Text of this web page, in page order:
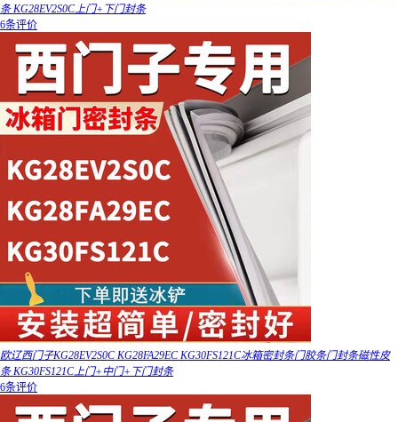
条 KG28EV2S0C上门+下门封条
6条评价
欧辽西门子KG28EV2S0C KG28FA29EC KG30FS121C冰箱密封条门胶条门封条磁性皮
条 KG30FS121C上门+中门+下门封条
6条评价